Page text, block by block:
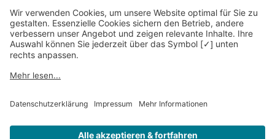
Kontakt
Datenschutz
Newsletter